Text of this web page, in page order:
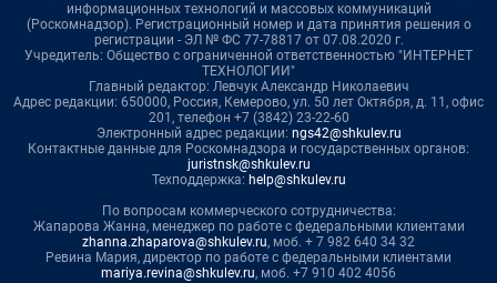
информационных технологий и массовых коммуникаций
(Роскомнадзор). Регистрационный номер и дата принятия решения о
регистрации - ЭЛ № ФС 77-78817 от 07.08.2020 г.
Учредитель: Общество с ограниченной ответственностью "ИНТЕРНЕТ
ТЕХНОЛОГИИ"
Главный редактор: Левчук Александр Николаевич
Адрес редакции: 650000, Россия, Кемерово, ул. 50 лет Октября, д. 11, офис
201, телефон +7 (3842) 23-22-60
Электронный адрес редакции: ngs42@shkulev.ru
Контактные данные для Роскомнадзора и государственных органов:
juristnsk@shkulev.ru
Техподдержка: help@shkulev.ru
По вопросам коммерческого сотрудничества:
Жапарова Жанна, менеджер по работе с федеральными клиентами
zhanna.zhaparova@shkulev.ru, моб. + 7 982 640 34 32
Ревина Мария, директор по работе с федеральными клиентами
mariya.revina@shkulev.ru, моб. +7 910 402 4056